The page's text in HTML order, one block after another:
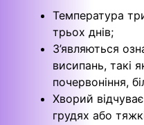
Температура
трьох днів;
З’являються
висипань, такі
почервоніння,
Хворий
грудях або